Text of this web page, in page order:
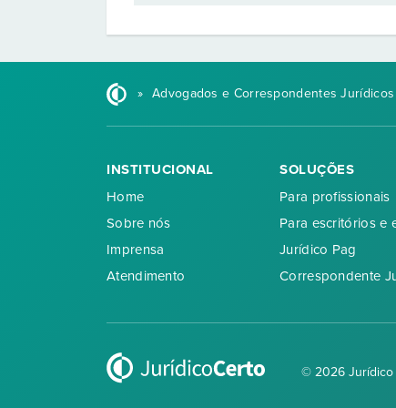
» Advogados e Correspondentes Jurídicos
INSTITUCIONAL
Home
Sobre nós
Imprensa
Atendimento
SOLUÇÕES
Para profissionais
Para escritórios e
Jurídico Pag
Correspondente
© 2026